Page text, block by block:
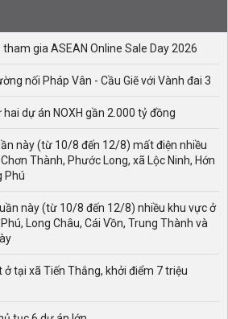
gia ASEAN Online Sale Day 2026
nối Pháp Vân - Cầu Giẽ với Vành đai 3
dự án NOXH gần 2.000 tỷ đồng
này (từ 10/8 đến 12/8) mất điện nhiều
Thành, Phước Long, xã Lộc Ninh, Hớn
Phú
này (từ 10/8 đến 12/8) nhiều khu vực ở
Long Châu, Cái Vồn, Trung Thành và
ở tại xã Tiến Thắng, khởi điểm 7 triệu